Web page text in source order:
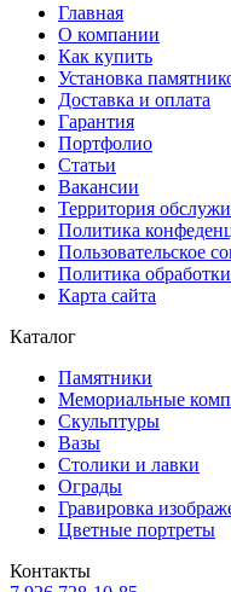
Главная
О компании
Как купить
Установка
Доставка и оплата
Гарантия
Портфолио
Статьи
Вакансии
Территория
Политика
Пользовательское
Политика
Карта сайта
Каталог
Памятники
Мемориальные
Скульптуры
Вазы
Столики и лавки
Ограды
Гравировка
Цветные портреты
Контакты